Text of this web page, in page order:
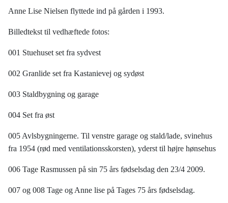
Anne Lise Nielsen flyttede ind på gården i 1993.
Billedtekst til vedhæftede fotos:
001 Stuehuset set fra sydvest
002 Granlide set fra Kastanievej og sydøst
003 Staldbygning og garage
004 Set fra øst
005 Avlsbygningerne. Til venstre garage og stald/lade, svinehus
fra 1954 (rød med ventilationsskorsten), yderst til højre hønsehus
006 Tage Rasmussen på sin 75 års fødselsdag den 23/4 2009.
007 og 008 Tage og Anne lise på Tages 75 års fødselsdag.